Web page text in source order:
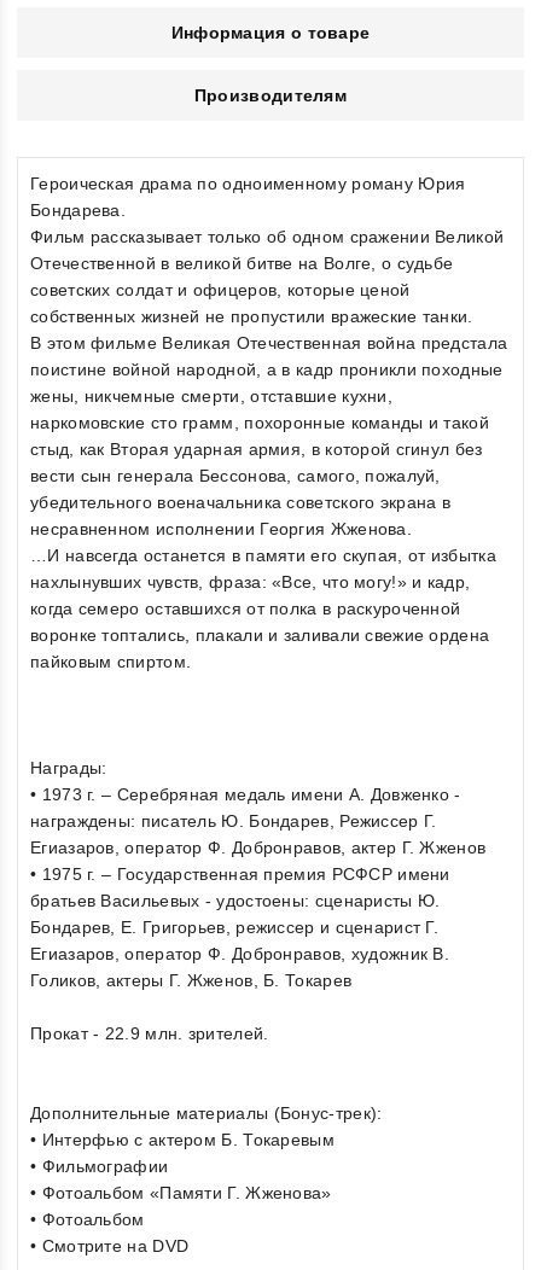
Информация о товаре
Производителям
Героическая драма по одноименному роману Юрия
Бондарева.
Фильм рассказывает только об одном сражении Великой
Отечественной в великой битве на Волге, о судьбе
советских солдат и офицеров, которые ценой
собственных жизней не пропустили вражеские танки.
В этом фильме Великая Отечественная война предстала
поистине войной народной, а в кадр проникли походные
жены, никчемные смерти, отставшие кухни,
наркомовские сто грамм, похоронные команды и такой
стыд, как Вторая ударная армия, в которой сгинул без
вести сын генерала Бессонова, самого, пожалуй,
убедительного военачальника советского экрана в
несравненном исполнении Георгия Жженова.
…И навсегда останется в памяти его скупая, от избытка
нахлынувших чувств, фраза: «Все, что могу!» и кадр,
когда семеро оставшихся от полка в раскуроченной
воронке топтались, плакали и заливали свежие ордена
пайковым спиртом.
Награды:
• 1973 г. – Серебряная медаль имени А. Довженко -
награждены: писатель Ю. Бондарев, Режиссер Г.
Егиазаров, оператор Ф. Добронравов, актер Г. Жженов
• 1975 г. – Государственная премия РСФСР имени
братьев Васильевых - удостоены: сценаристы Ю.
Бондарев, Е. Григорьев, режиссер и сценарист Г.
Егиазаров, оператор Ф. Добронравов, художник В.
Голиков, актеры Г. Жженов, Б. Токарев
Прокат - 22.9 млн. зрителей.
Дополнительные материалы (Бонус-трек):
• Интерфью с актером Б. Токаревым
• Фильмографии
• Фотоальбом «Памяти Г. Жженова»
• Фотоальбом
• Cмотрите на DVD